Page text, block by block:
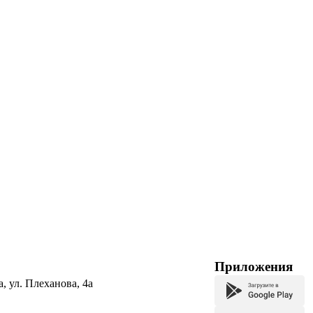
ул. Плеханова, 4а
Приложения